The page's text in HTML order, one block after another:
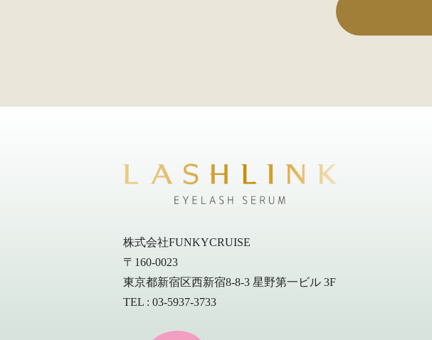
株式会社FUNKYCRUISE
〒160-0023
東京都新宿区西新宿8-8-3 星野第一ビル 3F
TEL : 03-5937-3733